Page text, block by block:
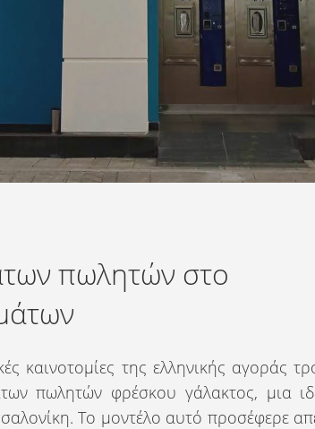
πωλητών στο
καινοτομίες της ελληνικής αγοράς
πωλητών φρέσκου γάλακτος, μια
Το μοντέλο αυτό προσέφερε